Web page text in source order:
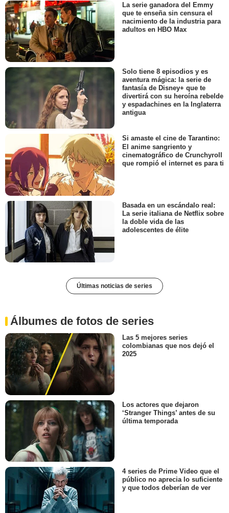
La serie ganadora del Emmy
que te enseña sin censura el
nacimiento de la industria para
adultos en HBO Max
Solo tiene 8 episodios y es
aventura mágica: la serie de
fantasía de Disney+ que te
divertirá con su heroína rebelde
y espadachines en la Inglaterra
antigua
Si amaste el cine de Tarantino:
El anime sangriento y
cinematográfico de Crunchyroll
que rompió el internet es para ti
Basada en un escándalo real:
La serie italiana de Netflix sobre
la doble vida de las
adolescentes de élite
Últimas noticias de series
Álbumes de fotos de series
Las 5 mejores series
colombianas que nos dejó el
2025
Los actores que dejaron
‘Stranger Things’ antes de su
última temporada
4 series de Prime Video que el
público no aprecia lo suficiente
y que todos deberían de ver